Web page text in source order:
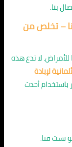
بنا.
– تخلص من
لا تدع هذه
لإبادة
أحدث
تشت قنا.